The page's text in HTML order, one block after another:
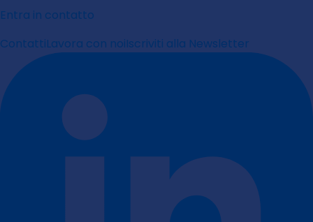
Entra in contatto
ContattiLavora con noiIscriviti alla Newsletter